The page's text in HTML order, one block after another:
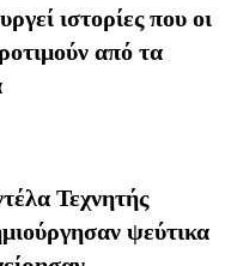
ιστορίες που οι
από τα
Τεχνητής
ψεύτικα